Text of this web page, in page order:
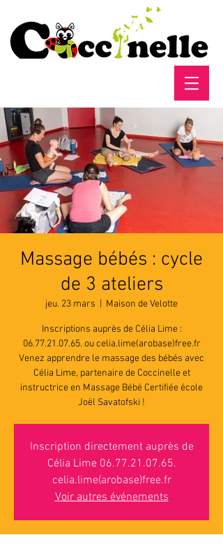
Massage bébés : cycle
de 3 ateliers
jeu. 23 mars Maison de Velotte
Inscriptions auprès de Célia Lime :
06.77.21.07.65. ou celia.lime(arobase)free.fr
Venez apprendre le massage des bébés avec
Célia Lime, partenaire de Coccinelle et
instructrice en Massage Bébé Certifiée école
Joël Savatofski !
Inscription directement auprès de
Célia Lime 06.77.21.07.65.
celia.lime(arobase)free.fr
Voir autres événements